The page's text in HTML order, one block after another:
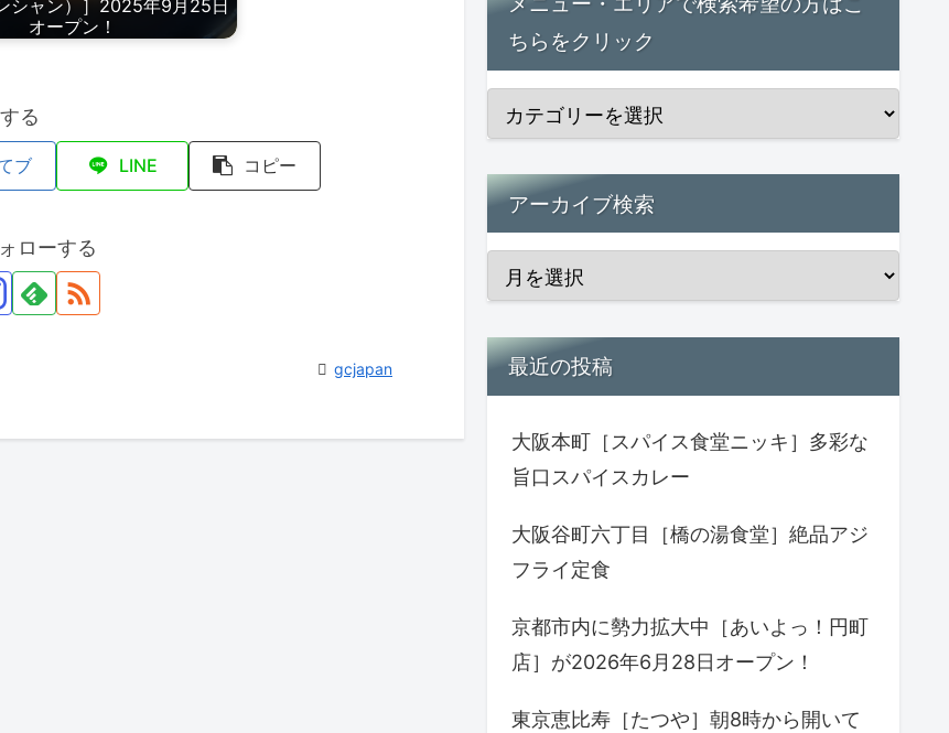
シャン）］2025年9月25日
オープン！
る
ブ LINE コピー
ローする
gcjapan
ちらをクリック
アーカイブ検索
最近の投稿
大阪本町［スパイス食堂ニッキ］多彩な
旨口スパイスカレー
大阪谷町六丁目［橋の湯食堂］絶品アジ
フライ定食
京都市内に勢力拡大中［あいよっ！円町
店］が2026年6月28日オープン！
東京恵比寿［たつや］朝8時から開いて